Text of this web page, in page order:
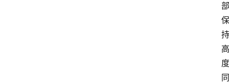
部
保
持
高
度
同